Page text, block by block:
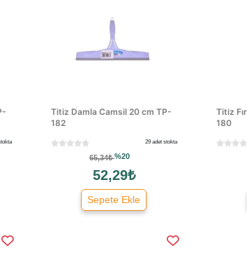
Titiz Damla Camsil 20 cm TP-
182
29 adet stokta
65,34₺%20
52,29₺
Sepete Ekle
Titiz
180